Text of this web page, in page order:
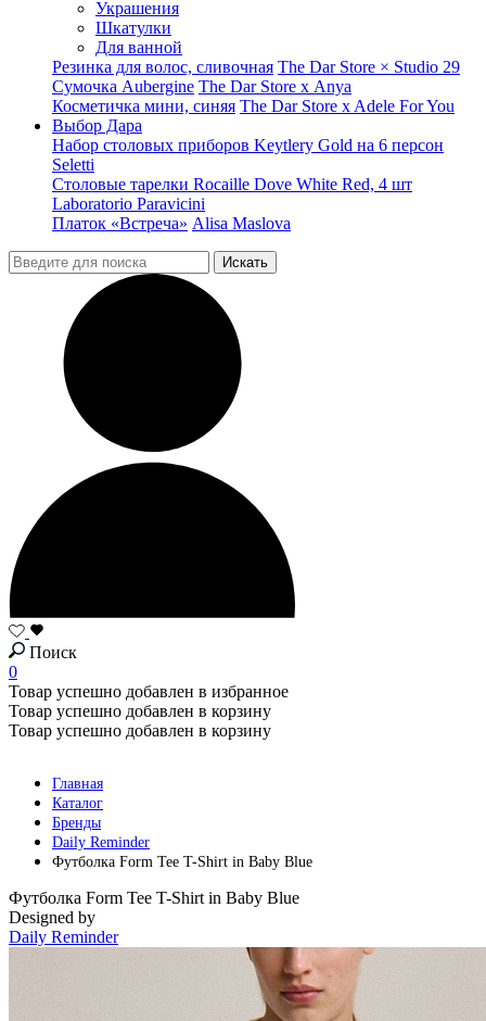
Украшения
Шкатулки
Для ванной
Резинка для волос, сливочная The Dar Store × Studio 29
Сумочка Aubergine The Dar Store x Anya
Косметичка мини, синяя The Dar Store x Adele For You
Выбор Дара
Набор столовых приборов Keytlery Gold на 6 персон
Seletti
Столовые тарелки Rocaille Dove White Red, 4 шт
Laboratorio Paravicini
Платок «Встреча» Alisa Maslova
Поиск
0
Товар успешно добавлен в избранное
Товар успешно добавлен в корзину
Товар успешно добавлен в корзину
Главная
Каталог
Бренды
Daily Reminder
Футболка Form Tee T-Shirt in Baby Blue
Футболка Form Tee T-Shirt in Baby Blue
Designed by
Daily Reminder